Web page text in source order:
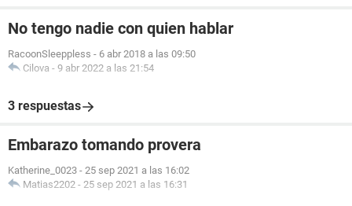
No tengo nadie con quien hablar
RacoonSleeppless - 6 abr 2018 a las 09:50
Cilova - 9 abr 2022 a las 21:54
3 respuestas
Embarazo tomando provera
Katherine_0023 - 25 sep 2021 a las 16:02
Matias2202 - 25 sep 2021 a las 16:31